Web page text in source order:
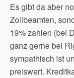
Es gibt da aber
Zollbeamten,
19% zahlen (bei
ganz gerne bei
sympathisch ist
preiswert.